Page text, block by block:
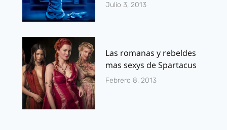
Julio 3, 2013
Las romanas y rebeldes
mas sexys de Spartacus
Febrero 8, 2013